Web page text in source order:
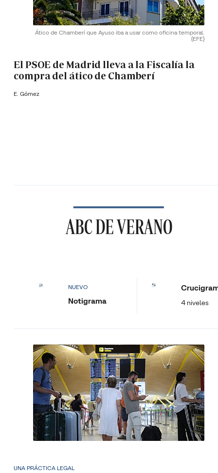
Ático de Chamberí que Ayuso iba a usar como oficina temporal.
(EFE)
El PSOE de Madrid lleva a la Fiscalía la
compra del ático de Chamberí
E. Gómez
ABC DE VERANO
NUEVO
Notigrama 4 niveles
UNA PRÁCTICA LEGAL